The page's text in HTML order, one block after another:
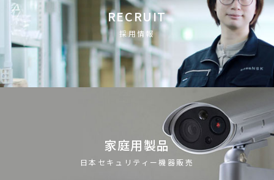
RECRUIT
採用情報
家庭用製品
日本セキュリティー機器販売